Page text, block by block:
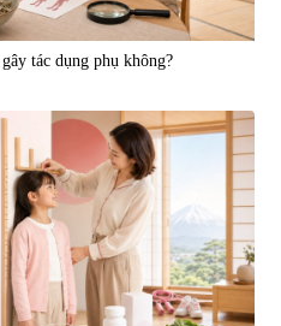
tác dụng phụ không?